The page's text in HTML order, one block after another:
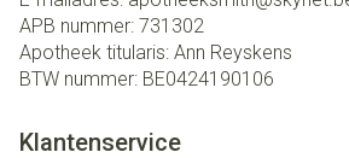
APB nummer: 731302
Apotheek titularis: Ann Reyskens
BTW nummer: BE0424190106
Klantenservice